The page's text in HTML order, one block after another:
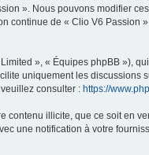
». Nous pouvons modifier
continue de « Clio V6 Passion
», « Équipes phpBB »),
uniquement les discussions
consulter : https://
illicite, que ce soit en
une notification à votre